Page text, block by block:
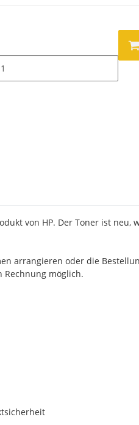
von HP. Der Toner ist
arrangieren oder die
Rechnung möglich.